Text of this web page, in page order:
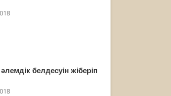
әлемдік белдесуін жіберіп